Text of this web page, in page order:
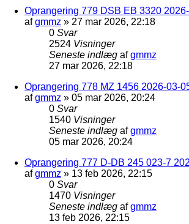
Oprangering 779 DSB EB 3320
afgmmz » 27 mar 2026, 22:18
0 Svar
2524 Visninger
Seneste indlæg afgmmz
27 mar 2026, 22:18
Oprangering 778 MZ 1456 2026-03-
afgmmz » 05 mar 2026, 20:24
0 Svar
1540 Visninger
Seneste indlæg afgmmz
05 mar 2026, 20:24
Oprangering 777 D-DB 245 023-7
afgmmz » 13 feb 2026, 22:15
0 Svar
1470 Visninger
Seneste indlæg afgmmz
13 feb 2026, 22:15